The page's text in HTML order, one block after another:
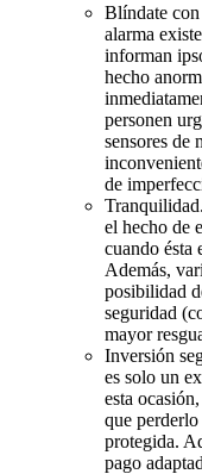
Blíndate
alarma
informan
hecho
personen
sensores de
de
el hecho de
cuando ésta
Además,
posibilidad
seguridad
mayor
Inversión
es solo un
esta
que
protegida.
pago